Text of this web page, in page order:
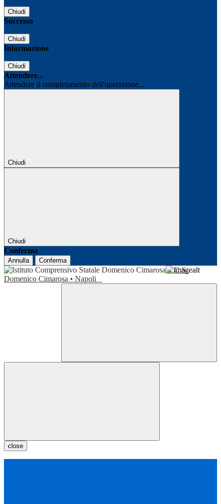
Chiudi
Successo
Chiudi
Informazione
Chiudi
Attendere...
Attendere il completamento dell'operazione...
Chiudi
Chiudi
Conferma
Annulla Conferma
I.C.S.
Domenico Cimarosa • Napoli
close